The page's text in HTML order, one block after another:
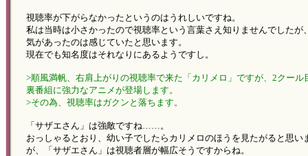
視聴率が下がらなかったというのはうれしいですね。
私は当時は小さかったので視聴率という言葉さえ知りませんでしたが
気があったのは感じていたと思います。
現在でも知名度はそれなりにあるようですし。
>順風満帆、右肩上がりの視聴率で来た「カリメロ」ですが、2クール
裏番組に強力なアニメが登場します。
>その為、視聴率はガクンと落ちます。
「サザエさん」は強敵ですね……。
おっしゃるとおり、幼い子でしたらカリメロのほうを見たがると思い
が、「サザエさん」は視聴者層が幅広そうですからね。